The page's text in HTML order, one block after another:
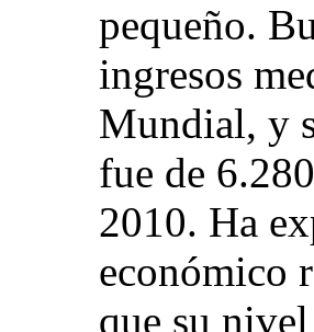
pequeño.
ingresos
Mundial, y
fue de
2010. Ha
económico
que su